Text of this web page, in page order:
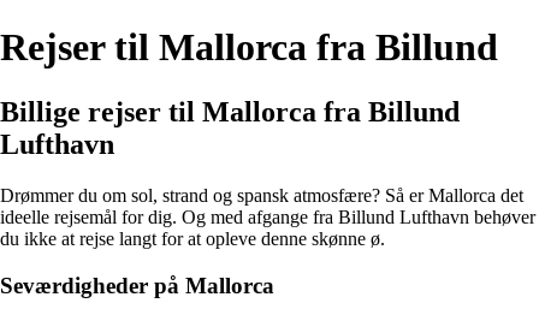
Rejser til Mallorca fra Billund
Billige rejser til Mallorca fra Billund
Lufthavn
Drømmer du om sol, strand og spansk atmosfære? Så er Mallorca det
ideelle rejsemål for dig. Og med afgange fra Billund Lufthavn behøver
du ikke at rejse langt for at opleve denne skønne ø.
Seværdigheder på Mallorca